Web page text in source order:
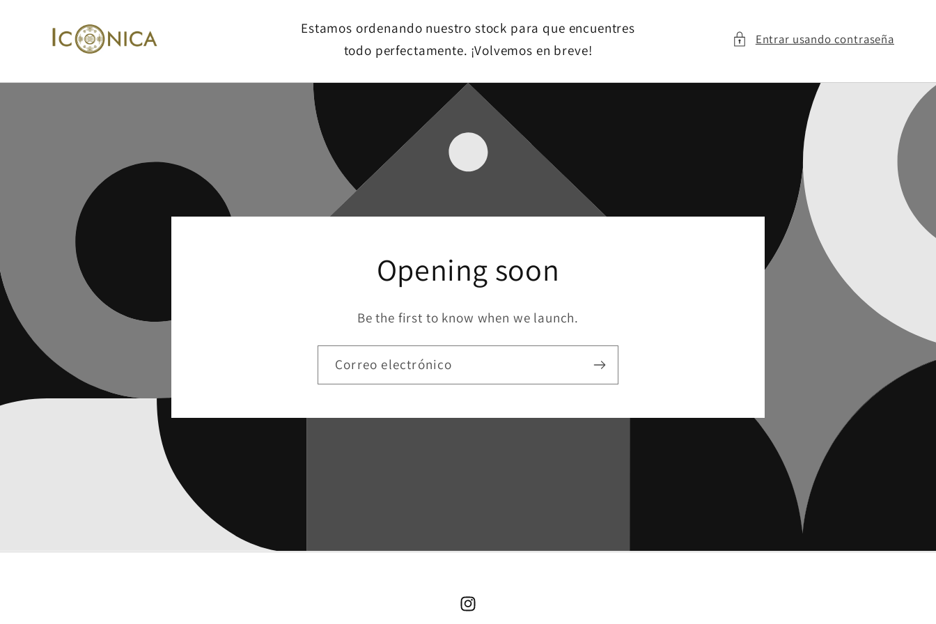
al contenido
Estamos ordenando nuestro stock para que encuentres
todo perfectamente. ¡Volvemos en breve!
Entrar usando contraseña
Opening soon
Be the first to know when we launch.
Correo electrónico
Instagram